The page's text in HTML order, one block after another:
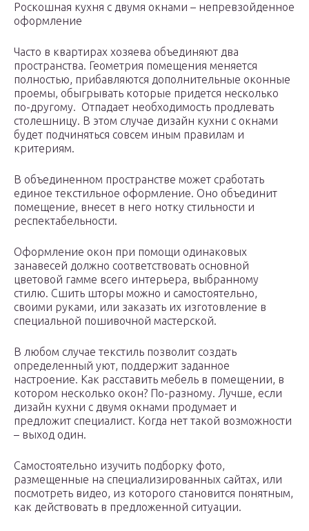
Роскошная кухня с двумя окнами – непревзойденное
оформление
Часто в квартирах хозяева объединяют два
пространства. Геометрия помещения меняется
полностью, прибавляются дополнительные оконные
проемы, обыгрывать которые придется несколько
по-другому. Отпадает необходимость продлевать
столешницу. В этом случае дизайн кухни с окнами
будет подчиняться совсем иным правилам и
критериям.
В объединенном пространстве может сработать
единое текстильное оформление. Оно объединит
помещение, внесет в него нотку стильности и
респектабельности.
Оформление окон при помощи одинаковых
занавесей должно соответствовать основной
цветовой гамме всего интерьера, выбранному
стилю. Сшить шторы можно и самостоятельно,
своими руками, или заказать их изготовление в
специальной пошивочной мастерской.
В любом случае текстиль позволит создать
определенный уют, поддержит заданное
настроение. Как расставить мебель в помещении, в
котором несколько окон? По-разному. Лучше, если
дизайн кухни с двумя окнами продумает и
предложит специалист. Когда нет такой возможности
– выход один.
Самостоятельно изучить подборку фото,
размещенные на специализированных сайтах, или
посмотреть видео, из которого становится понятным,
как действовать в предложенной ситуации.